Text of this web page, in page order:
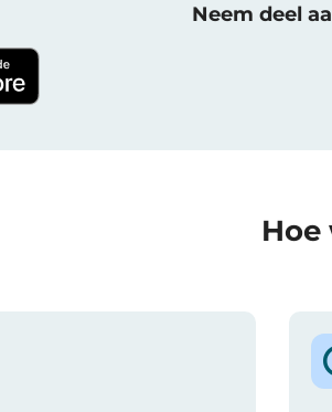
Neem deel
Hoe